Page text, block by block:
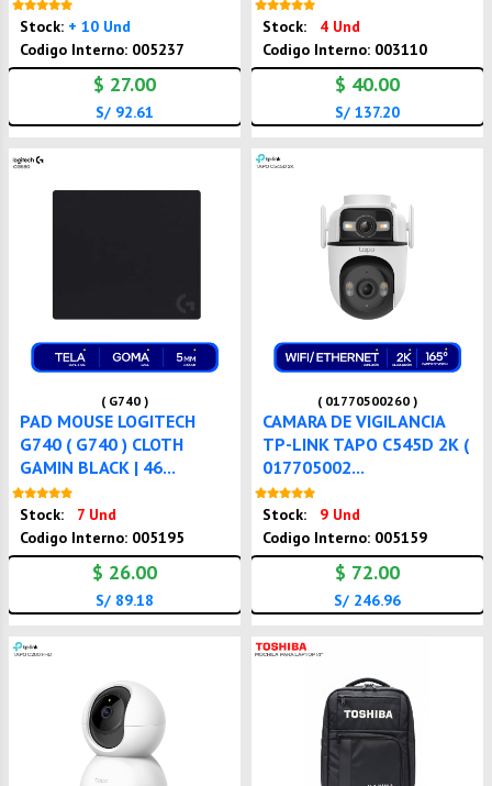
Stock: + 10 Und
Codigo Interno: 005237
$ 27.00
S/ 92.61
Stock:
4 Und
Codigo Interno: 003110
$ 40.00
S/ 137.20
( G740 )
PAD MOUSE LOGITECH
G740 ( G740 ) CLOTH
GAMIN BLACK | 46...
Stock:
7 Und
Codigo Interno: 005195
$ 26.00
S/ 89.18
( 01770500260 )
CAMARA DE VIGILANCIA
TP-LINK TAPO C545D 2K (
017705002...
Stock:
9 Und
Codigo Interno: 005159
$ 72.00
S/ 246.96